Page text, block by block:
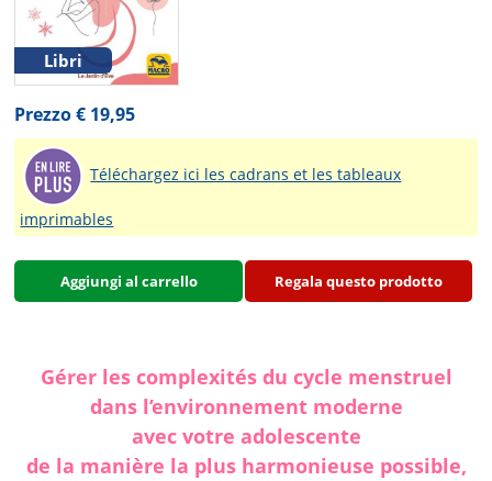
Libri
Prezzo € 19,95
Téléchargez ici les cadrans et les tableaux
imprimables
Aggiungi al carrello Regala questo prodotto
Gérer les complexités du cycle menstruel
dans l’environnement moderne
avec votre adolescente
de la manière la plus harmonieuse possible,